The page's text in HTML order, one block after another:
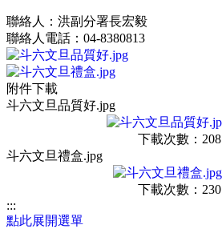
聯絡人：洪副分署長宏毅
聯絡人電話：04-8380813
附件下載
斗六文旦品質好.jpg
下載次數：208
斗六文旦禮盒.jpg
下載次數：230
:::
點此展開選單